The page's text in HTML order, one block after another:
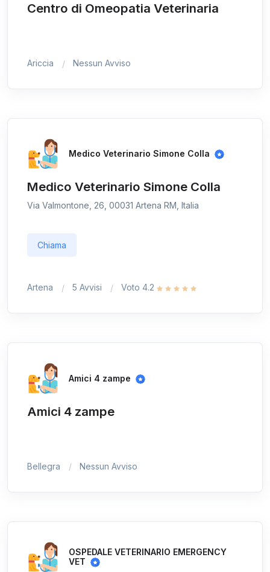
Centro di Omeopatia Veterinaria
Ariccia Nessun Avviso
Medico Veterinario Simone Colla
Medico Veterinario Simone Colla
Via Valmontone, 26, 00031 Artena RM, Italia
Chiama
Artena 5 Avvisi Voto 4.2
Amici 4 zampe
Amici 4 zampe
Bellegra Nessun Avviso
OSPEDALE VETERINARIO EMERGENCY
VET